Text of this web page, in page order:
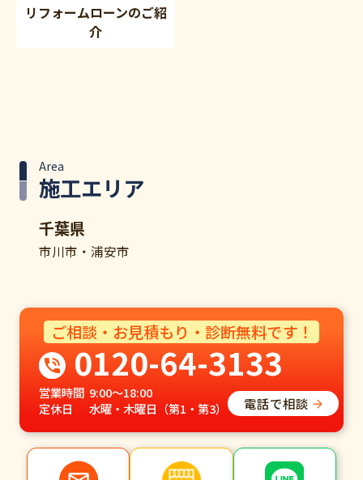
リフォームローンのご紹
介
施工エリア
Area
千葉県
市川市・浦安市
ご相談・お見積もり・診断無料です！
0120-64-3133
営業時間 9:00～18:00
定休日
水曜・木曜日（第1・第3） 電話で相談